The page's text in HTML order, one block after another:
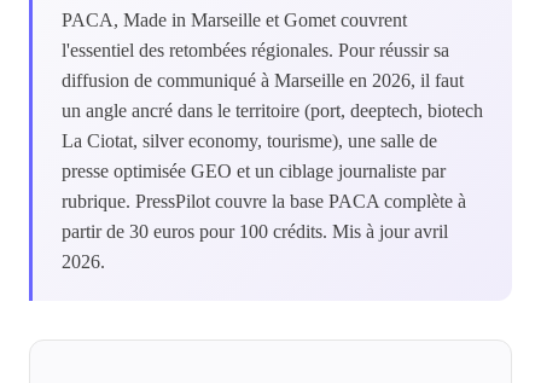
PACA, Made in Marseille et Gomet couvrent
l'essentiel des retombées régionales. Pour réussir sa
diffusion de communiqué à Marseille en 2026, il faut
un angle ancré dans le territoire (port, deeptech, biotech
La Ciotat, silver economy, tourisme), une salle de
presse optimisée GEO et un ciblage journaliste par
rubrique. PressPilot couvre la base PACA complète à
partir de 30 euros pour 100 crédits. Mis à jour avril
2026.